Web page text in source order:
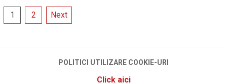
2022-
10-
Posts
navigation
1 2 Next
POLITICI UTILIZARE COOKIE-URI
Click aici